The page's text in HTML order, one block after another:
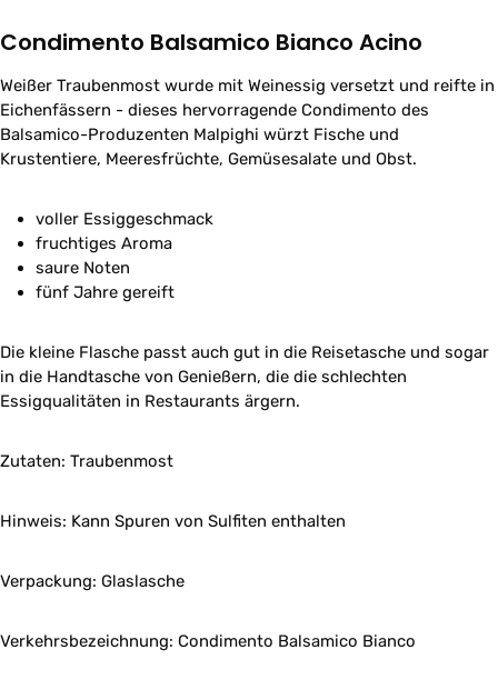
Condimento Balsamico Bianco Acino
Weißer Traubenmost wurde mit Weinessig versetzt und reifte in
Eichenfässern - dieses hervorragende Condimento des
Balsamico-Produzenten Malpighi würzt Fische und
Krustentiere, Meeresfrüchte, Gemüsesalate und Obst.
voller Essiggeschmack
fruchtiges Aroma
saure Noten
fünf Jahre gereift
Die kleine Flasche passt auch gut in die Reisetasche und sogar
in die Handtasche von Genießern, die die schlechten
Essigqualitäten in Restaurants ärgern.
Zutaten: Traubenmost
Hinweis: Kann Spuren von Sulfiten enthalten
Verpackung: Glaslasche
Verkehrsbezeichnung: Condimento Balsamico Bianco